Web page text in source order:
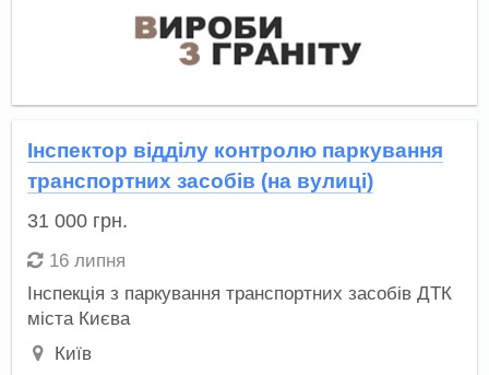
Інспектор відділу контролю паркування
транспортних засобів (на вулиці)
31 000 грн.
16 липня
Інспекція з паркування транспортних засобів ДТК
міста Києва
Київ